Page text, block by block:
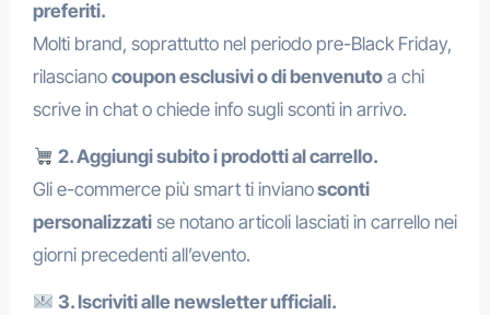
preferiti.
Molti brand, soprattutto nel periodo pre-Black Friday,
rilasciano coupon esclusivi o di benvenutoa chi
scrive in chat o chiede info sugli sconti in arrivo.
2. Aggiungi subito i prodotti al carrello.
Gli e-commerce più smart ti invianosconti
personalizzatise notano articoli lasciati in carrello nei
giorni precedenti all’evento.
3. Iscriviti alle newsletter ufficiali.